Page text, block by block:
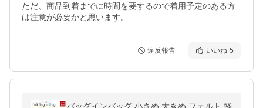
ただ、商品到着までに時間を要するので着用予定のある方
は注意が必要かと思います。
違反報告 いいね 5